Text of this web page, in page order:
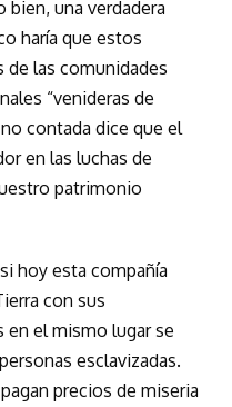
bien, una verdadera
haría que estos
de las comunidades
“venideras de
contada dice que el
en las luchas de
patrimonio
hoy esta compañía
con sus
el mismo lugar se
esclavizadas.
precios de miseria